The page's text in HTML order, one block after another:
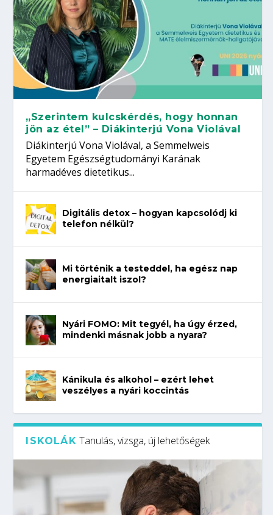
„Szerintem kulcskérdés, hogy honnan
jön az étel” – Diákinterjú Vona Violával
Diákinterjú Vona Violával, a Semmelweis
Egyetem Egészségtudományi Karának
harmadéves dietetikus...
Digitális detox – hogyan kapcsolódj ki
telefon nélkül?
Mi történik a testeddel, ha egész nap
energiaitalt iszol?
Nyári FOMO: Mit tegyél, ha úgy érzed,
mindenki másnak jobb a nyara?
Kánikula és alkohol – ezért lehet
veszélyes a nyári koccintás
ISKOLÁK Tanulás, vizsga, új lehetőségek